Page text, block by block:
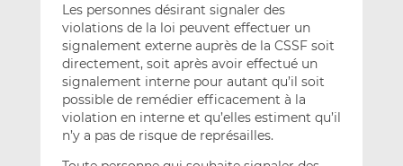
Les personnes désirant signaler des
violations de la loi peuvent effectuer un
signalement externe auprès de la CSSF soit
directement, soit après avoir effectué un
signalement interne pour autant qu’il soit
possible de remédier efficacement à la
violation en interne et qu’elles estiment qu’il
n’y a pas de risque de représailles.